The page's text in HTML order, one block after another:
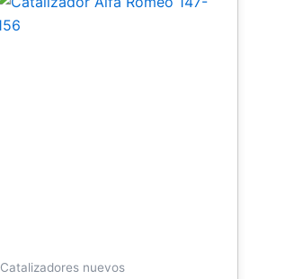
Catalizadores nuevos